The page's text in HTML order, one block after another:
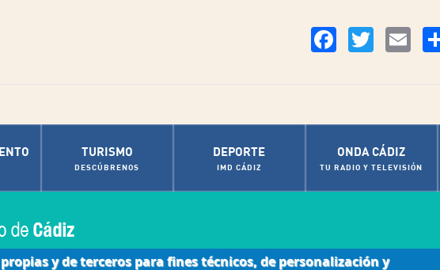
FacebookTwitter Email
TURISMO
DESCÚBRENOS
DEPORTE
IMD CÁDIZ
ONDA CÁDIZ
TU RADIO Y TELEVISIÓN
y de terceros para fines técnicos, de personalización y